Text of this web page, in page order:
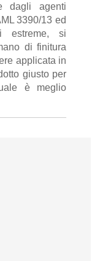
dagli agenti
3390/13 ed
estreme, si
di finitura
applicata in
giusto per
è meglio